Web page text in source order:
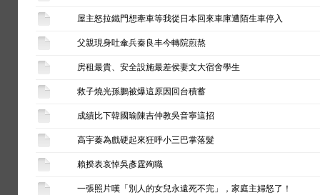
屋主怒拉鐵門想牽車等我從日本回來車庫遭陌生車停入
父親現身吐傘兵秦良丰今轉院煎熬
房租最貴、安全設施最差侯妻文大宿舍學生
救子燒光孫鵬被爆這原因回台積蓄
成績比下韓國瑜陳吉仲教吳音寧這招
高宇蓁為戲硬起來狂呼小三巴掌落髮
賴揆表哀悼吳彥霆殉職
一張照片嘆「別人的女兒永遠死不完」，家庭主婦怒了！